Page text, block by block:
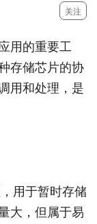
关注
用的重要工
存储芯片的协
用和处理，是
用于暂时存储
大，但属于易